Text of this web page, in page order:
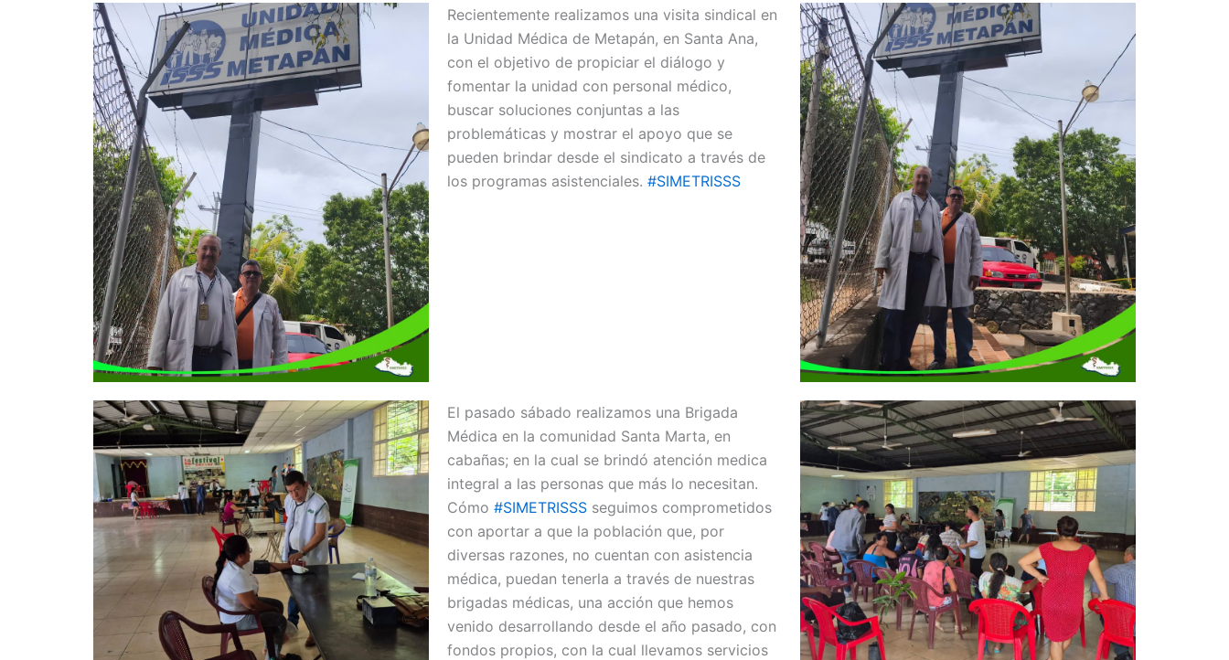
Recientemente realizamos una visita sindical en
la Unidad Médica de Metapán, en Santa Ana,
con el objetivo de propiciar el diálogo y
fomentar la unidad con personal médico,
buscar soluciones conjuntas a las
problemáticas y mostrar el apoyo que se
pueden brindar desde el sindicato a través de
los programas asistenciales. #SIMETRISSS
El pasado sábado realizamos una Brigada
Médica en la comunidad Santa Marta, en
cabañas; en la cual se brindó atención medica
integral a las personas que más lo necesitan.
Cómo #SIMETRISSSseguimos comprometidos
con aportar a que la población que, por
diversas razones, no cuentan con asistencia
médica, puedan tenerla a través de nuestras
brigadas médicas, una acción que hemos
venido desarrollando desde el año pasado, con
fondos propios, con la cual llevamos servicios